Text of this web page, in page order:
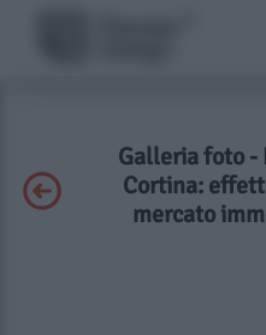
Galleria foto -
Cortina:
mercato